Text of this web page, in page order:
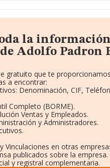
la información
Adolfo Padron
gratuito que te
a encontrar:
Denominación, CIF,
Completo (BORME).
Ventas y Empleados.
y Administradores.
Vinculaciones en otras
publicados sobre la empresa.
y registral complementaria.